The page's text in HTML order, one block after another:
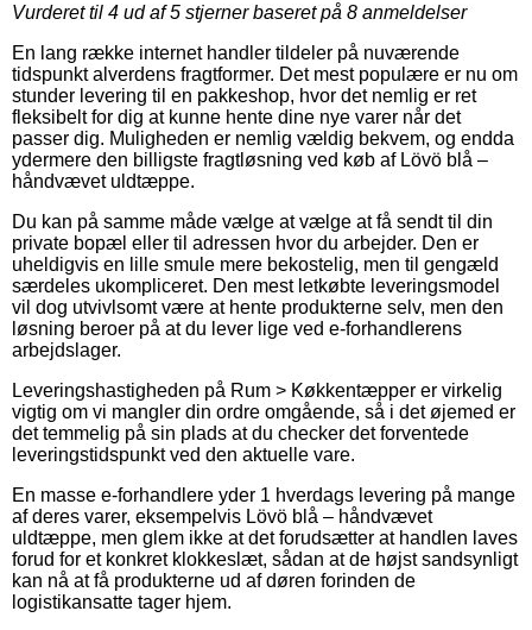
Vurderet til 4 ud af 5 stjerner baseret på 8 anmeldelser
En lang række internet handler tildeler på nuværende
tidspunkt alverdens fragtformer. Det mest populære er nu om
stunder levering til en pakkeshop, hvor det nemlig er ret
fleksibelt for dig at kunne hente dine nye varer når det
passer dig. Muligheden er nemlig vældig bekvem, og endda
ydermere den billigste fragtløsning ved køb af Lövö blå –
håndvævet uldtæppe.
Du kan på samme måde vælge at vælge at få sendt til din
private bopæl eller til adressen hvor du arbejder. Den er
uheldigvis en lille smule mere bekostelig, men til gengæld
særdeles ukompliceret. Den mest letkøbte leveringsmodel
vil dog utvivlsomt være at hente produkterne selv, men den
løsning beroer på at du lever lige ved e-forhandlerens
arbejdslager.
Leveringshastigheden på Rum > Køkkentæpper er virkelig
vigtig om vi mangler din ordre omgående, så i det øjemed er
det temmelig på sin plads at du checker det forventede
leveringstidspunkt ved den aktuelle vare.
En masse e-forhandlere yder 1 hverdags levering på mange
af deres varer, eksempelvis Lövö blå – håndvævet
uldtæppe, men glem ikke at det forudsætter at handlen laves
forud for et konkret klokkeslæt, sådan at de højst sandsynligt
kan nå at få produkterne ud af døren forinden de
logistikansatte tager hjem.